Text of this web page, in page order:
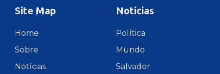
Site Map
Home
Sobre
Notícias
Notícias
Política
Mundo
Salvador